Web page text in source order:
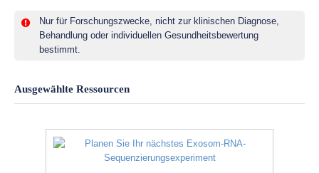
Nur für Forschungszwecke, nicht zur klinischen Diagnose,
Behandlung oder individuellen Gesundheitsbewertung
bestimmt.
Ausgewählte Ressourcen